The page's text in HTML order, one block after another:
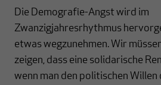
Die Demografie-Angst wird im
Zwanzigjahresrhythmus
etwas wegzunehmen. Wir
zeigen, dass eine solidarische
wenn man den politischen Willen